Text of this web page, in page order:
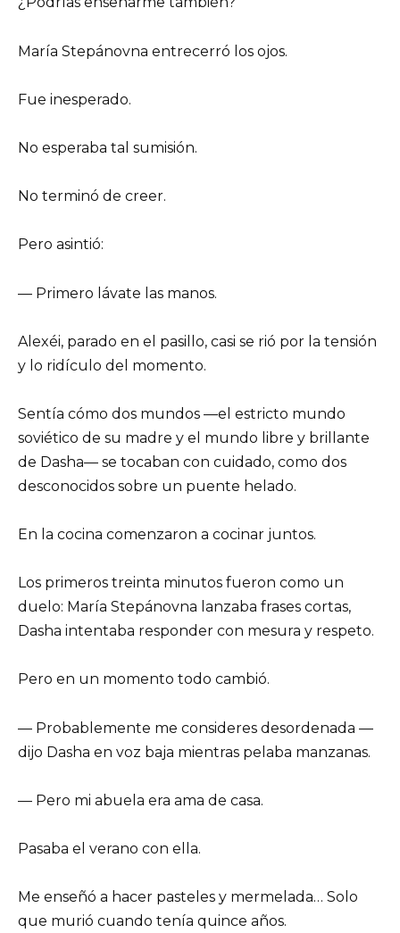
María Stepánovna entrecerró los ojos.
Fue inesperado.
No esperaba tal sumisión.
No terminó de creer.
Pero asintió:
— Primero lávate las manos.
Alexéi, parado en el pasillo, casi se rió por la tensión
y lo ridículo del momento.
Sentía cómo dos mundos —el estricto mundo
soviético de su madre y el mundo libre y brillante
de Dasha— se tocaban con cuidado, como dos
desconocidos sobre un puente helado.
En la cocina comenzaron a cocinar juntos.
Los primeros treinta minutos fueron como un
duelo: María Stepánovna lanzaba frases cortas,
Dasha intentaba responder con mesura y respeto.
Pero en un momento todo cambió.
— Probablemente me consideres desordenada —
dijo Dasha en voz baja mientras pelaba manzanas.
— Pero mi abuela era ama de casa.
Pasaba el verano con ella.
Me enseñó a hacer pasteles y mermelada… Solo
que murió cuando tenía quince años.